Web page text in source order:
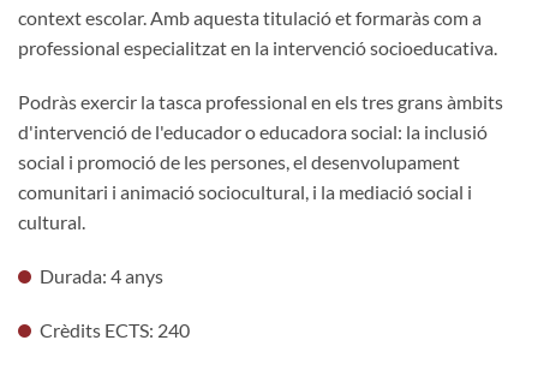
context escolar. Amb aquesta titulació et formaràs com a
professional especialitzat en la intervenció socioeducativa.
Podràs exercir la tasca professional en els tres grans àmbits
d'intervenció de l'educador o educadora social: la inclusió
social i promoció de les persones, el desenvolupament
comunitari i animació sociocultural, i la mediació social i
cultural.
Durada: 4 anys
Crèdits ECTS: 240